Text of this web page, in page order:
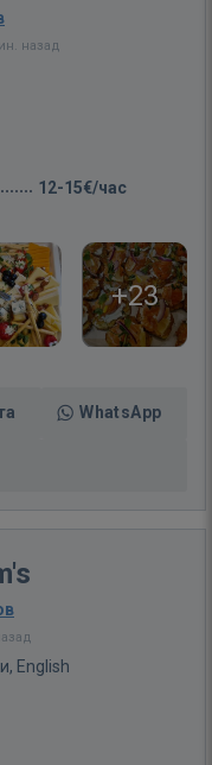
назад
12-15€/час
+23
WhatsApp
English